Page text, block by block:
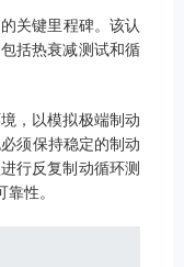
关键里程碑。该认
括热衰减测试和循
，以模拟极端制动
须保持稳定的制动
行反复制动循环测
性。